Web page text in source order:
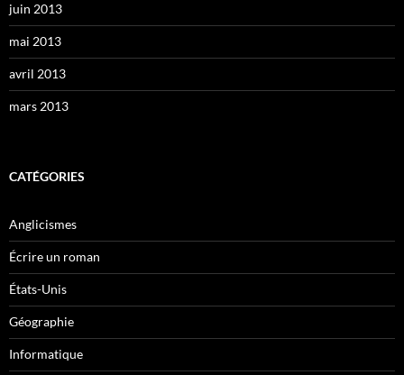
juin 2013
mai 2013
avril 2013
mars 2013
CATÉGORIES
Anglicismes
Écrire un roman
États-Unis
Géographie
Informatique